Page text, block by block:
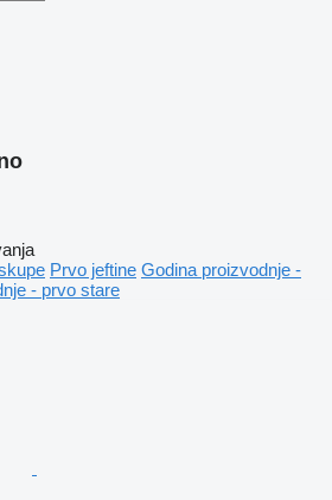
Prvo jeftine Godina proizvodnje -
- prvo stare